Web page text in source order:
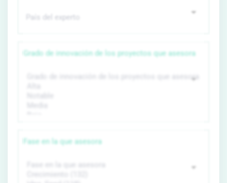
Grado de innovación de los proyectos que asesora
Fase en la que asesora